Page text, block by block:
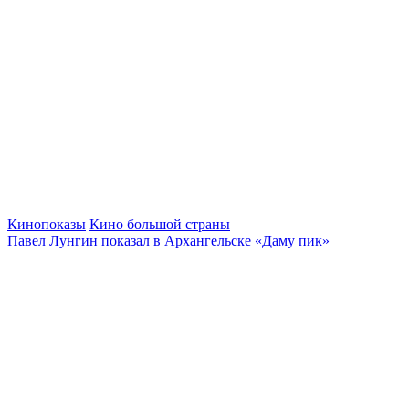
Кинопоказы Кино большой страны
Павел Лунгин показал в Архангельске «Даму пик»